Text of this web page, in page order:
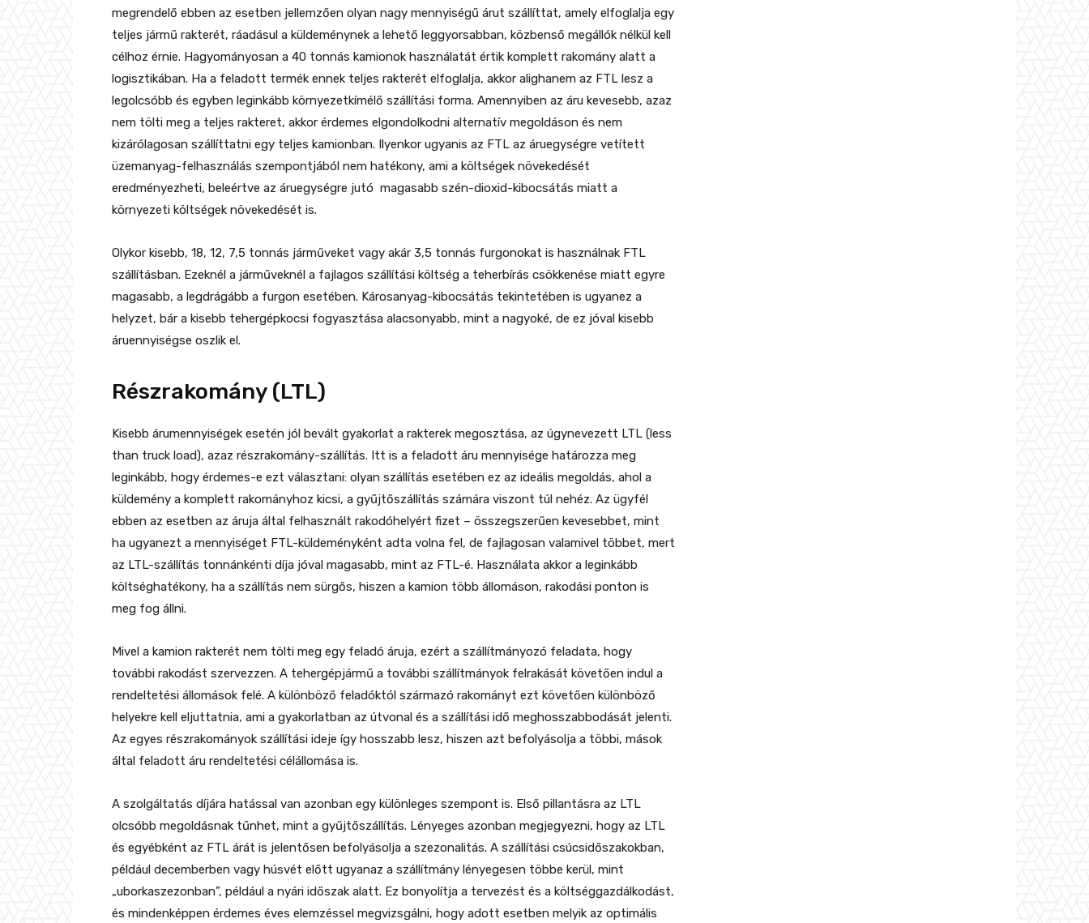
megrendelő ebben az esetben jellemzően olyan nagy mennyiségű árut szállíttat, amely elfoglalja egy
teljes jármű rakterét, ráadásul a küldeménynek a lehető leggyorsabban, közbenső megállók nélkül kell
célhoz érnie. Hagyományosan a 40 tonnás kamionok használatát értik komplett rakomány alatt a
logisztikában. Ha a feladott termék ennek teljes rakterét elfoglalja, akkor alighanem az FTL lesz a
legolcsóbb és egyben leginkább környezetkímélő szállítási forma. Amennyiben az áru kevesebb, azaz
nem tölti meg a teljes rakteret, akkor érdemes elgondolkodni alternatív megoldáson és nem
kizárólagosan szállíttatni egy teljes kamionban. Ilyenkor ugyanis az FTL az áruegységre vetített
üzemanyag-felhasználás szempontjából nem hatékony, ami a költségek növekedését
eredményezheti, beleértve az áruegységre jutó magasabb szén-dioxid-kibocsátás miatt a
környezeti költségek növekedését is.
Olykor kisebb, 18, 12, 7,5 tonnás járműveket vagy akár 3,5 tonnás furgonokat is használnak FTL
szállításban. Ezeknél a járműveknél a fajlagos szállítási költség a teherbírás csökkenése miatt egyre
magasabb, a legdrágább a furgon esetében. Károsanyag-kibocsátás tekintetében is ugyanez a
helyzet, bár a kisebb tehergépkocsi fogyasztása alacsonyabb, mint a nagyoké, de ez jóval kisebb
áruennyiségse oszlik el.
Részrakomány (LTL)
Kisebb árumennyiségek esetén jól bevált gyakorlat a rakterek megosztása, az úgynevezett LTL (less
than truck load), azaz részrakomány-szállítás. Itt is a feladott áru mennyisége határozza meg
leginkább, hogy érdemes-e ezt választani: olyan szállítás esetében ez az ideális megoldás, ahol a
küldemény a komplett rakományhoz kicsi, a gyűjtőszállítás számára viszont túl nehéz. Az ügyfél
ebben az esetben az áruja által felhasznált rakodóhelyért fizet – összegszerűen kevesebbet, mint
ha ugyanezt a mennyiséget FTL-küldeményként adta volna fel, de fajlagosan valamivel többet, mert
az LTL-szállítás tonnánkénti díja jóval magasabb, mint az FTL-é. Használata akkor a leginkább
költséghatékony, ha a szállítás nem sürgős, hiszen a kamion több állomáson, rakodási ponton is
meg fog állni.
Mivel a kamion rakterét nem tölti meg egy feladó áruja, ezért a szállítmányozó feladata, hogy
további rakodást szervezzen. A tehergépjármű a további szállítmányok felrakását követően indul a
rendeltetési állomások felé. A különböző feladóktól származó rakományt ezt követően különböző
helyekre kell eljuttatnia, ami a gyakorlatban az útvonal és a szállítási idő meghosszabbodását jelenti.
Az egyes részrakományok szállítási ideje így hosszabb lesz, hiszen azt befolyásolja a többi, mások
által feladott áru rendeltetési célállomása is.
A szolgáltatás díjára hatással van azonban egy különleges szempont is. Első pillantásra az LTL
olcsóbb megoldásnak tűnhet, mint a gyűjtőszállítás. Lényeges azonban megjegyezni, hogy az LTL
és egyébként az FTL árát is jelentősen befolyásolja a szezonalitás. A szállítási csúcsidőszakokban,
például decemberben vagy húsvét előtt ugyanaz a szállítmány lényegesen többe kerül, mint
„uborkaszezonban”, például a nyári időszak alatt. Ez bonyolítja a tervezést és a költséggazdálkodást,
és mindenképpen érdemes éves elemzéssel megvizsgálni, hogy adott esetben melyik az optimális